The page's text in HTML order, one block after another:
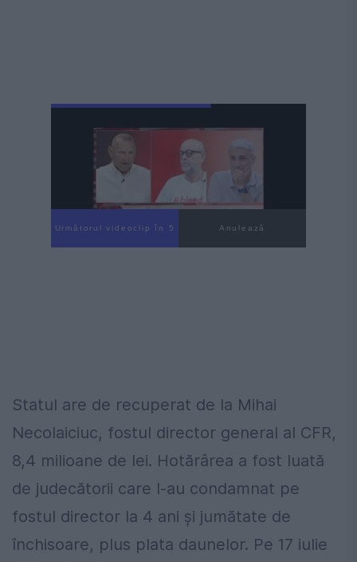
Următorul videoclip în 3 Anulează
Statul are de recuperat de la Mihai
Necolaiciuc, fostul director general al CFR,
8,4 milioane de lei. Hotărârea a fost luată
de judecătorii care l-au condamnat pe
fostul director la 4 ani și jumătate de
închisoare, plus plata daunelor. Pe 17 iulie